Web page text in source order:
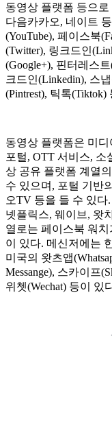
동영상 플랫폼 등으
다음카카오, 네이트
(YouTube), 페이스북
(Twitter), 링크드인
(Google+), 핀터레스
크드인(Linkedin), 스
(Pintrest), 틱톡
동영상 플랫폼은 미
포털, OTT 서비스, 소
상 공유 플랫폼 계열
수 있으며, 포털 기반
오TV 등을 들 수 있다
넷플릭스, 웨이브, 왓
열로는 페이스북 워
이 있다. 메신저에는
미국의 왓츠앱
Messange), 스카이프
위쳇(Wechat) 등이 있